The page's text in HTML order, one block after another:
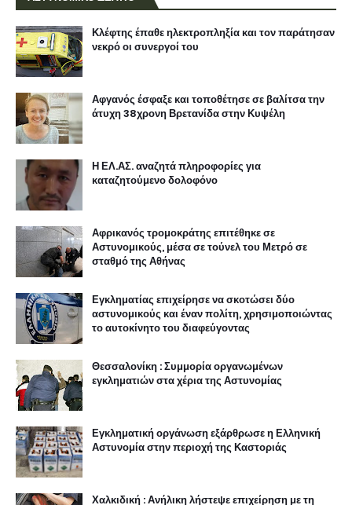
Κλέφτης έπαθε ηλεκτροπληξία και τον παράτησαν
νεκρό οι συνεργοί του
Αφγανός έσφαξε και τοποθέτησε σε βαλίτσα την
άτυχη 38χρονη Βρετανίδα στην Κυψέλη
Η ΕΛ.ΑΣ. αναζητά πληροφορίες για
καταζητούμενο δολοφόνο
Αφρικανός τρομοκράτης επιτέθηκε σε
Αστυνομικούς, μέσα σε τούνελ του Μετρό σε
σταθμό της Αθήνας
Εγκληματίας επιχείρησε να σκοτώσει δύο
αστυνομικούς και έναν πολίτη, χρησιμοποιώντας
το αυτοκίνητο του διαφεύγοντας
Θεσσαλονίκη : Συμμορία οργανωμένων
εγκληματιών στα χέρια της Αστυνομίας
Εγκληματική οργάνωση εξάρθρωσε η Ελληνική
Αστυνομία στην περιοχή της Καστοριάς
Χαλκιδική : Ανήλικη λήστεψε επιχείρηση με τη